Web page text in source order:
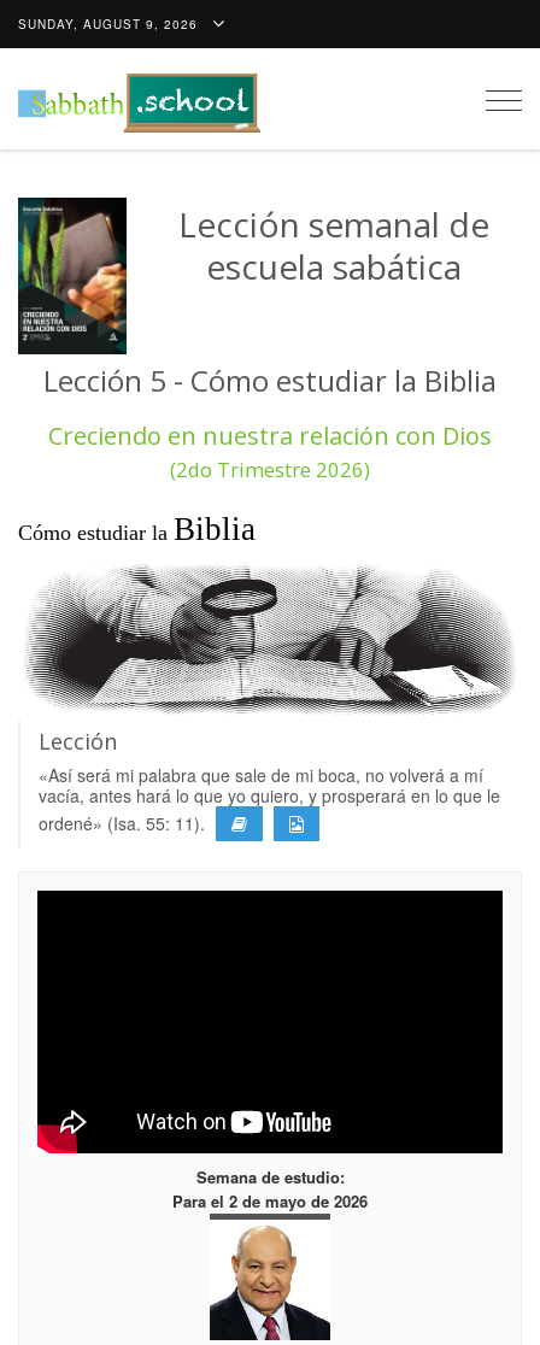
SUNDAY, AUGUST 9, 2026
Lección semanal de
escuela sabática
Lección 5 - Cómo estudiar la Biblia
Creciendo en nuestra relación con Dios
(2do Trimestre 2026)
Cómo estudiar la Biblia
Lección
«Así será mi palabra que sale de mi boca, no volverá a mí
vacía, antes hará lo que yo quiero, y prosperará en lo que le
ordené» (Isa. 55: 11).
Semana de estudio:
Para el 2 de mayo de 2026